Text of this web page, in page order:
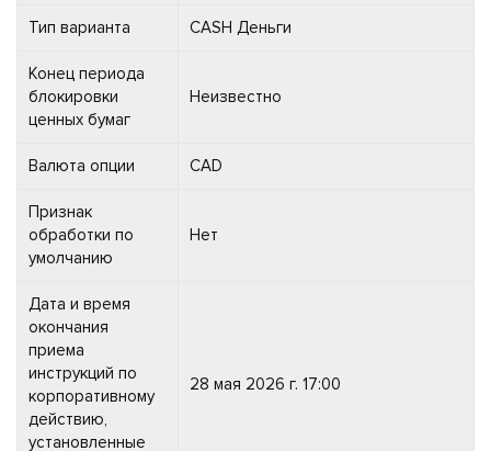
Тип варианта CASH Деньги
Конец периода
блокировки
ценных бумаг
Неизвестно
Валюта опции CAD
Признак
обработки по
умолчанию
Нет
Дата и время
окончания
приема
инструкций по
корпоративному
действию,
установленные
28 мая 2026 г. 17:00